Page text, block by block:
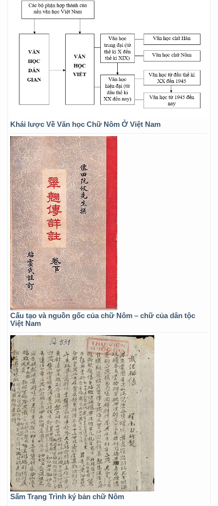
Khái lược Về Văn học Chữ Nôm Ở Việt Nam
Cấu tạo và nguồn gốc của chữ Nôm – chữ của dân tộc
Việt Nam
Sấm Trạng Trình ký bản chữ Nôm